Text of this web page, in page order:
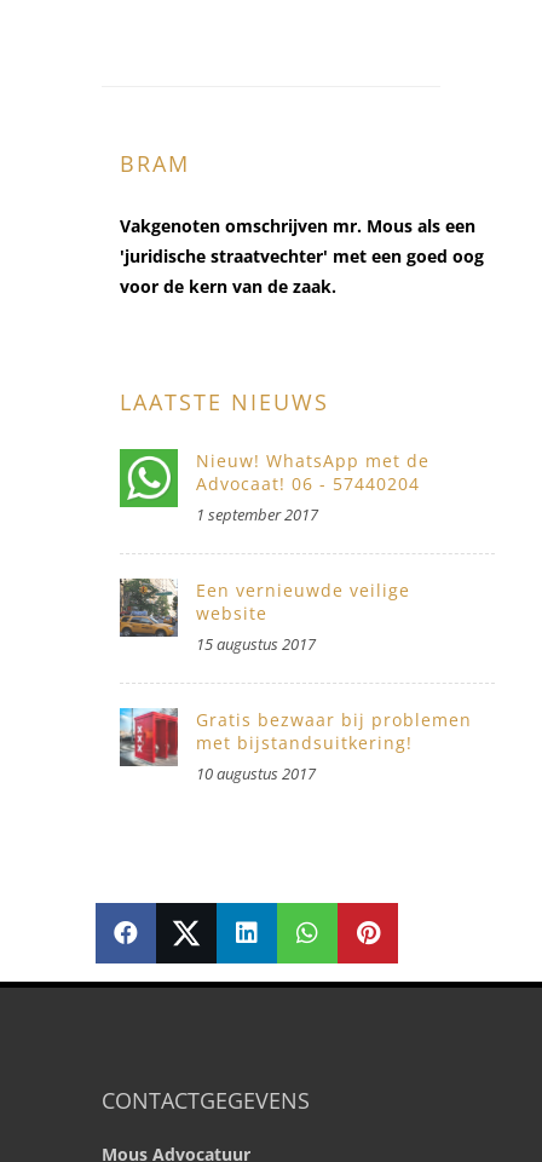
BRAM
Vakgenoten omschrijven mr. Mous als een
'juridische straatvechter' met een goed oog
voor de kern van de zaak.
LAATSTE NIEUWS
Nieuw! WhatsApp met de
Advocaat! 06 - 57440204
1 september 2017
Een vernieuwde veilige
website
15 augustus 2017
Gratis bezwaar bij problemen
met bijstandsuitkering!
10 augustus 2017
SHARE SHARE SHARE PIN
CONTACTGEGEVENS
Mous Advocatuur